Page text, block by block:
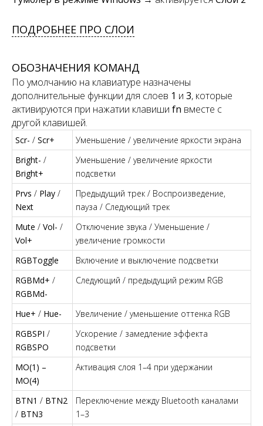
ПОДРОБНЕЕ ПРО СЛОИ
ОБОЗНАЧЕНИЯ КОМАНД
По умолчанию на клавиатуре назначены
дополнительные функции для слоев 1 и 3, которые
активируются при нажатии клавиши fn вместе с
другой клавишей.
Scr- / Scr+
Уменьшение / увеличение яркости экрана
Bright- /
Bright+
Уменьшение / увеличение яркости
подсветки
Prvs / Play /
Next
Предыдущий трек / Воспроизведение,
пауза / Следующий трек
Mute / Vol- /
Vol+
Отключение звука / Уменьшение /
увеличение громкости
RGBToggle
Включение и выключение подсветки
RGBMd+ /
RGBMd-
Следующий / предыдущий режим RGB
Hue+ / Hue-
Увеличение / уменьшение оттенка RGB
RGBSPI /
RGBSPO
Ускорение / замедление эффекта
подсветки
MO(1) –
MO(4)
Активация слоя 1–4 при удержании
BTN1 / BTN2
/ BTN3
Переключение между Bluetooth каналами
1–3